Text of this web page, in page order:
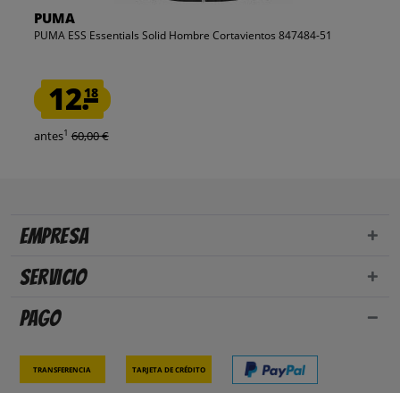
PUMA
PUMA ESS Essentials Solid Hombre Cortavientos 847484-51
12.18
antes1 60,00 €
Empresa
Servicio
Pago
Transferencia Tarjeta de crédito